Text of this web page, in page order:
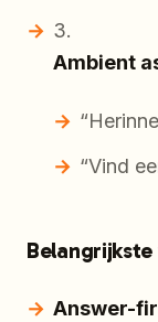
Ambient
“Vind
Belangrijkste
Answer-